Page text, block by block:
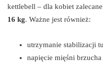
kettlebell – dla kobiet
16 kg. Ważne jest również:
utrzymanie stabilizacji
napięcie mięśni brzucha